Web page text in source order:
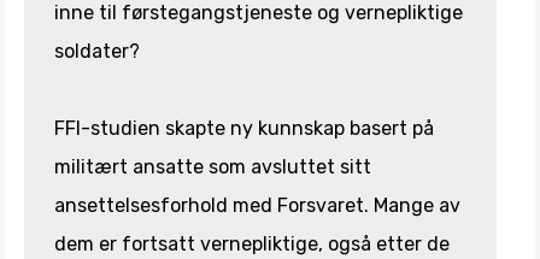
inne til førstegangstjeneste og vernepliktige
soldater?
FFI-studien skapte ny kunnskap basert på
militært ansatte som avsluttet sitt
ansettelsesforhold med Forsvaret. Mange av
dem er fortsatt vernepliktige, også etter de